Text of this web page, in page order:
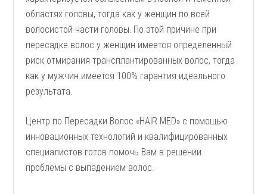
областях головы, тогда как у женщин по всей
волосистой части головы. По этой причине при
пересадке волос у женщин имеется определенный
риск отмирания трансплантированных волос, тогда
как у мужчин имеется 100% гарантия идеального
результата.
Центр по Пересадки Волос «HAIR MED» с помощью
инновационных технологий и квалифицированных
специалистов готов помочь Вам в решении
проблемы с выпадением волос.